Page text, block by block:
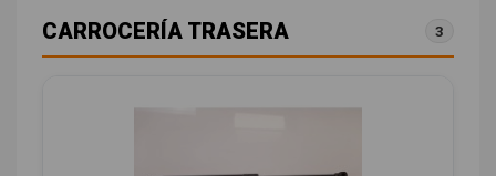
CARROCERÍA TRASERA 3